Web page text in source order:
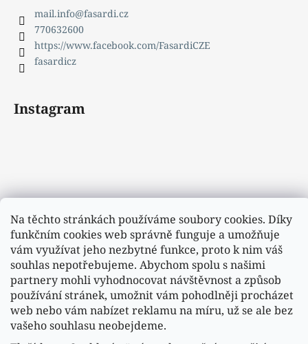
Na těchto stránkách používáme soubory cookies. Díky
funkčním cookies web správně funguje a umožňuje
vám využívat jeho nezbytné funkce, proto k nim váš
souhlas nepotřebujeme. Abychom spolu s našimi
partnery mohli vyhodnocovat návštěvnost a způsob
používání stránek, umožnit vám pohodlněji procházet
web nebo vám nabízet reklamu na míru, už se ale bez
vašeho souhlasu neobejdeme.
mail.info@fasardi.cz
770632600
https://www.facebook.com/FasardiCZE
fasardicz
Instagram